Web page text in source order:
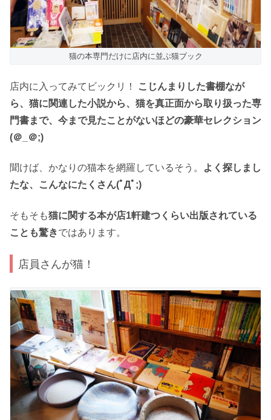
猫の本専門だけに店内に並ぶ猫ブック
店内に入ってみてビックリ！
こじんまりした書棚なが
ら、猫に関連した小説から、猫を真正面から取り扱った専
門書まで、今まで見たことがないほどの豪華セレクション
(＠_＠;)
聞けば、かなりの猫本を網羅しているそう。
よく探しまし
たな、こんなにたくさん(ﾟДﾟ;)
そもそも猫に関する本が店1軒建つくらい出版されている
ことも驚きではあります。
店員さんが猫！